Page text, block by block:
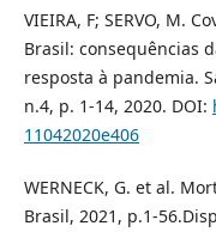
VIEIRA, F; SERVO, M.
Brasil: consequências
resposta à pandemia.
n.4, p. 1-14, 2020. DOI:
11042020e406
WERNECK, G. et al.
Brasil, 2021, p.1-